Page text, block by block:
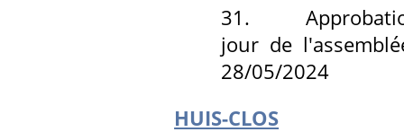
31. Approbation
jour de
28/05/2024
HUIS-CLOS